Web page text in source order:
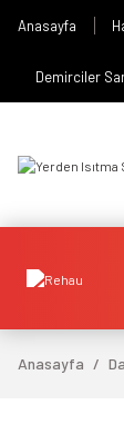
Anasayfa
Demirciler
Anasayfa